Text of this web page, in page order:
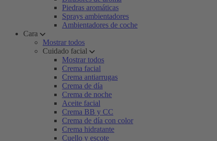
Piedras aromáticas
Sprays ambientadores
Ambientadores de coche
Cara
Mostrar todos
Cuidado facial
Mostrar todos
Crema facial
Crema antiarrugas
Crema de día
Crema de noche
Aceite facial
Crema BB y CC
Crema de día con color
Crema hidratante
Cuello y escote